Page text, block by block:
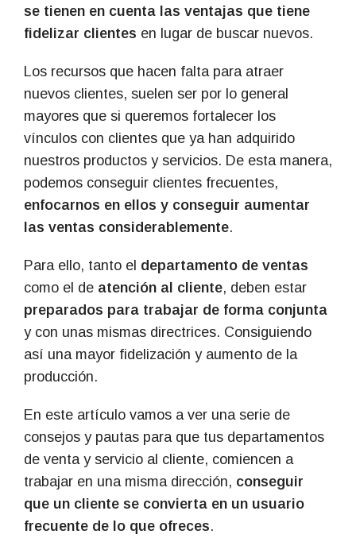
se tienen en cuenta las ventajas que tiene
fidelizar clientes en lugar de buscar nuevos.
Los recursos que hacen falta para atraer
nuevos clientes, suelen ser por lo general
mayores que si queremos fortalecer los
vínculos con clientes que ya han adquirido
nuestros productos y servicios. De esta manera,
podemos conseguir clientes frecuentes,
enfocarnos en ellos y conseguir aumentar
las ventas considerablemente.
Para ello, tanto el departamento de ventas
como el de atención al cliente, deben estar
preparados para trabajar de forma conjunta
y con unas mismas directrices. Consiguiendo
así una mayor fidelización y aumento de la
producción.
En este artículo vamos a ver una serie de
consejos y pautas para que tus departamentos
de venta y servicio al cliente, comiencen a
trabajar en una misma dirección, conseguir
que un cliente se convierta en un usuario
frecuente de lo que ofreces.